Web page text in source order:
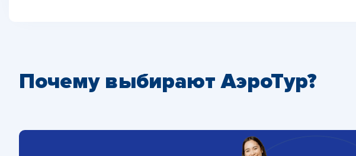
Почему выбирают АэроТур?